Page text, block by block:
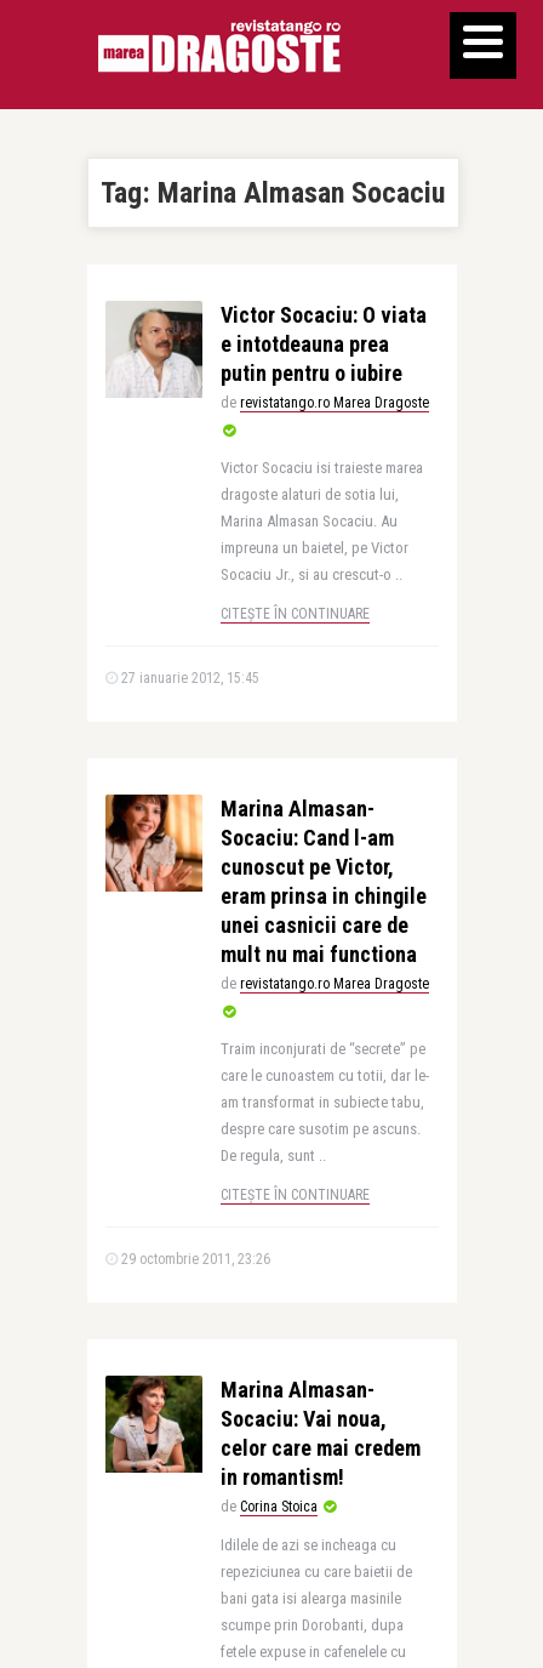
Tag: Marina Almasan Socaciu
Victor Socaciu: O viata
e intotdeauna prea
putin pentru o iubire
de revistatango.ro Marea Dragoste
Victor Socaciu isi traieste marea
dragoste alaturi de sotia lui,
Marina Almasan Socaciu. Au
impreuna un baietel, pe Victor
Socaciu Jr., si au crescut-o ..
CITEȘTE ÎN CONTINUARE
27 ianuarie 2012, 15:45
Marina Almasan-
Socaciu: Cand l-am
cunoscut pe Victor,
eram prinsa in chingile
unei casnicii care de
mult nu mai functiona
de revistatango.ro Marea Dragoste
Traim inconjurati de “secrete” pe
care le cunoastem cu totii, dar le-
am transformat in subiecte tabu,
despre care susotim pe ascuns.
De regula, sunt ..
CITEȘTE ÎN CONTINUARE
29 octombrie 2011, 23:26
Marina Almasan-
Socaciu: Vai noua,
celor care mai credem
in romantism!
de Corina Stoica
Idilele de azi se incheaga cu
repeziciunea cu care baietii de
bani gata isi alearga masinile
scumpe prin Dorobanti, dupa
fetele expuse in cafenelele cu